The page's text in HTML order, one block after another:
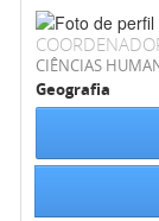
CIÊNCIAS
Geografia